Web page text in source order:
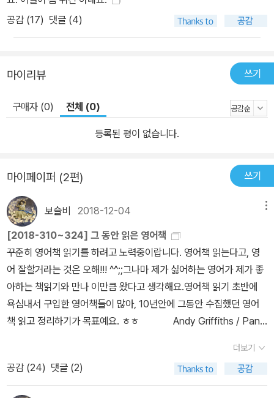
공감 (17) 댓글 (4)
마이리뷰 쓰기
구매자 (0) 전체 (0)
등록된 평이 없습니다.
마이페이퍼 (2편) 쓰기
보슬비 2018-12-04
[2018-310~324] 그 동안 읽은 영어책
꾸준히 영어책 읽기를 하려고 노력중이랍니다. 영어책 읽는다고, 영
어 잘할거라는 것은 오해!!! ^^;;그나마 제가 싫어하는 영어가 제가 좋
아하는 책읽기와 만나 이만큼 왔다고 생각해요.영어책 읽기 초반에
욕심내서 구입한 영어책들이 많아, 10년안에 그동안 수집했던 영어
책 읽고 정리하기가 목표예요. ㅎㅎ Andy Griffiths / Pan
조카가 좋아하는 '13층 나무 시리즈'를 선물했기 때문에, 조카에게 빌
려 한글로 읽을까 고민하다가, 아무래도 영어로 읽는쪽이 더 재미있
을것 같아서 구입해서 읽었어요. 이야기가 기발하고 그림도 재미있
더보기
공감 (24) 댓글 (2)